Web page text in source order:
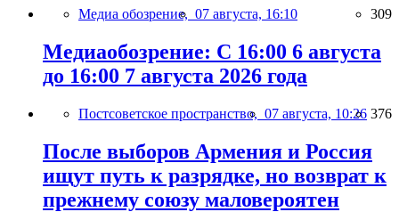
Медиа обозрение, 07 августа, 16:10 309
Медиаобозрение: С 16:00 6 августа
до 16:00 7 августа 2026 года
Постсоветское пространство, 07 августа, 10:26 376
После выборов Армения и Россия
ищут путь к разрядке, но возврат к
прежнему союзу маловероятен